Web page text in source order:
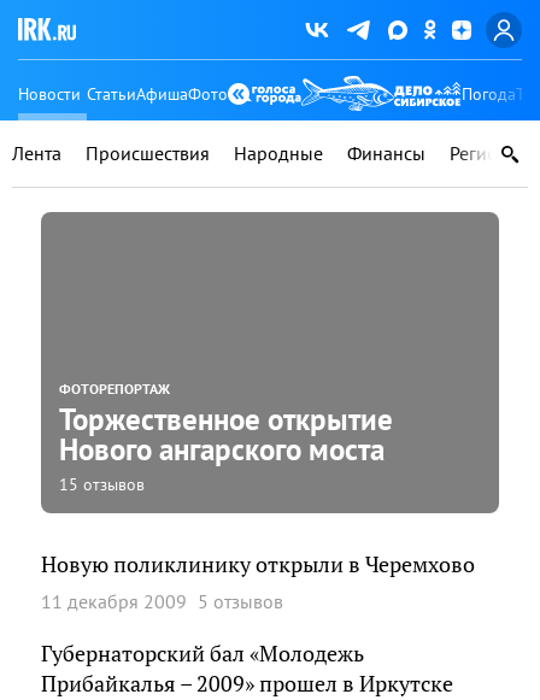
Новости СтатьиАфишаФото Погода
Лента Происшествия Народные Финансы Регионы
ФОТОРЕПОРТАЖ
Торжественное открытие
Нового ангарского моста
15 отзывов
Новую поликлинику открыли в Черемхово
11 декабря 2009 5 отзывов
Губернаторский бал «Молодежь
Прибайкалья – 2009» прошел в Иркутске